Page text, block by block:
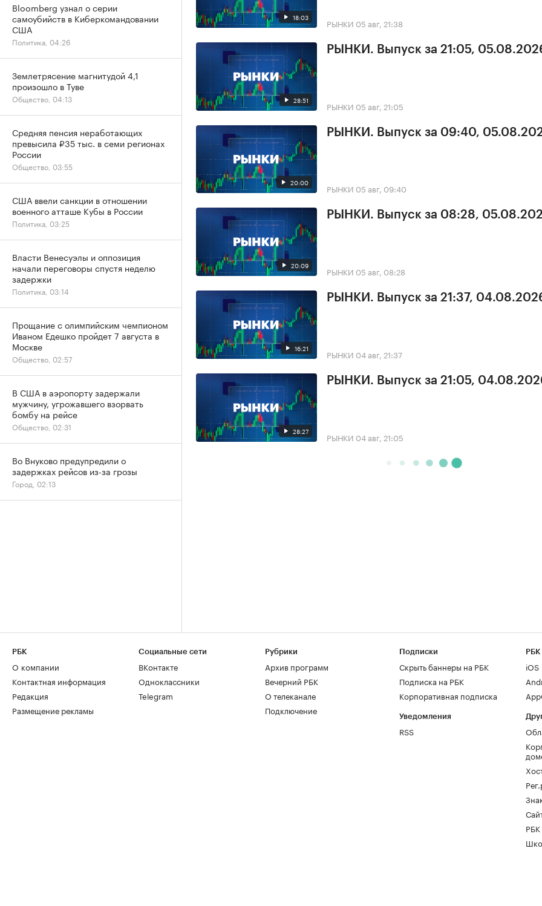
18:03 РЫНКИ 05 авг, 21:38
28:51
РЫНКИ. Выпуск за 21:05,
РЫНКИ 05 авг, 21:05
20:00
РЫНКИ. Выпуск за 09:40,
РЫНКИ 05 авг, 09:40
20:09
РЫНКИ. Выпуск за 08:28,
РЫНКИ 05 авг, 08:28
16:21
РЫНКИ. Выпуск за 21:37,
РЫНКИ 04 авг, 21:37
28:27
РЫНКИ. Выпуск за 21:05,
РЫНКИ 04 авг, 21:05
Bloomberg узнал о серии
самоубийств в Киберкомандовании
США
Политика, 04:26
Землетрясение магнитудой 4,1
произошло в Туве
Общество, 04:13
Средняя пенсия неработающих
превысила ₽35 тыс. в семи регионах
России
Общество, 03:55
США ввели санкции в отношении
военного атташе Кубы в России
Политика, 03:25
Власти Венесуэлы и оппозиция
начали переговоры спустя неделю
задержки
Политика, 03:14
Прощание с олимпийским чемпионом
Иваном Едешко пройдет 7 августа в
Москве
Общество, 02:57
В США в аэропорту задержали
мужчину, угрожавшего взорвать
бомбу на рейсе
Общество, 02:31
Во Внуково предупредили о
задержках рейсов из-за грозы
Город, 02:13
РБК
О компании
Контактная информация
Редакция
Размещение рекламы
Социальные сети
ВКонтакте
Одноклассники
Telegram
Рубрики
Архив программ
Вечерний РБК
О телеканале
Подключение
Подписки
Скрыть баннеры на РБК
Подписка на РБК
Корпоративная подписка
Уведомления
RSS
РБК
iOS